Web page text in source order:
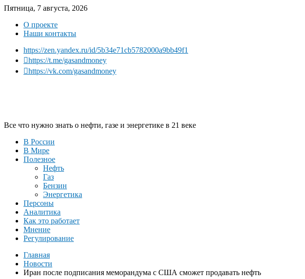
Пятница, 7 августа, 2026
О проекте
Наши контакты
https://zen.yandex.ru/id/5b34e71cb5782000a9bb49f1
https://t.me/gasandmoney
https://vk.com/gasandmoney
Все что нужно знать о нефти, газе и энергетике в 21 веке
В России
В Мире
Полезное
Нефть
Газ
Бензин
Энергетика
Персоны
Аналитика
Как это работает
Мнение
Регулирование
Главная
Новости
Иран после подписания меморандума с США сможет продавать нефть